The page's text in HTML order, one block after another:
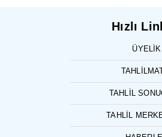
Hızlı
ÜYELIK
TAHLIL
TAHLIL